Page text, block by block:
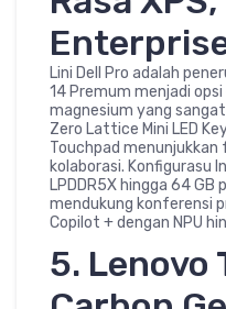
Lini Dell Pro adalah
14 Premum menjadi
magnesium yang
Zero Lattice Mini LED
Touchpad
kolaborasi. Konfigurasu
LPDDR5X hingga 64 GB
mendukung konferensi
Copilot + dengan NPU
5. Lenovo